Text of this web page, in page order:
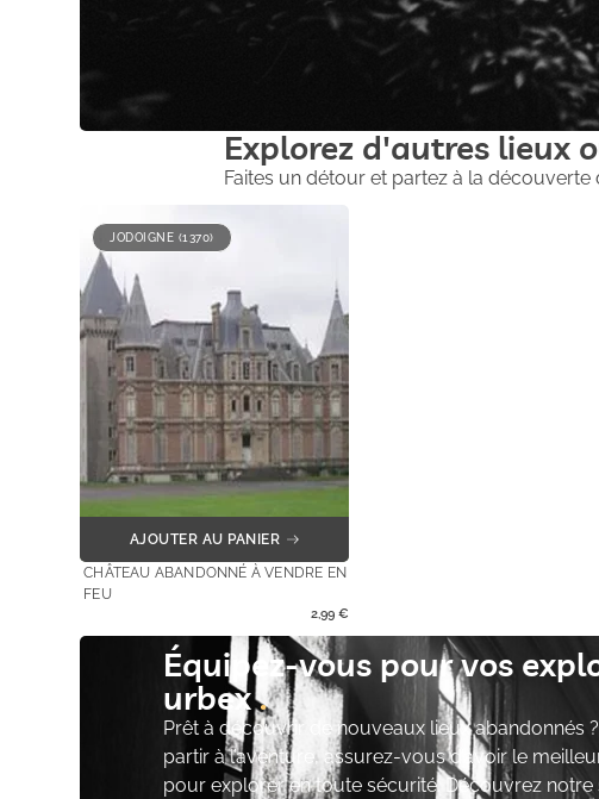
Explorez d'autres lieux
Faites un détour et partez à la
JODOIGNE (1370)
AJOUTER AU PANIER
CHÂTEAU ABANDONNÉ À VENDRE EN
FEU
2,99€
Équipez-vous pour vos
urbex
Prêt à découvrir de nouveaux lieux abandonnés
partir à l’aventure, assurez-vous d’avoir le
pour explorer en toute sécurité. Découvrez notre